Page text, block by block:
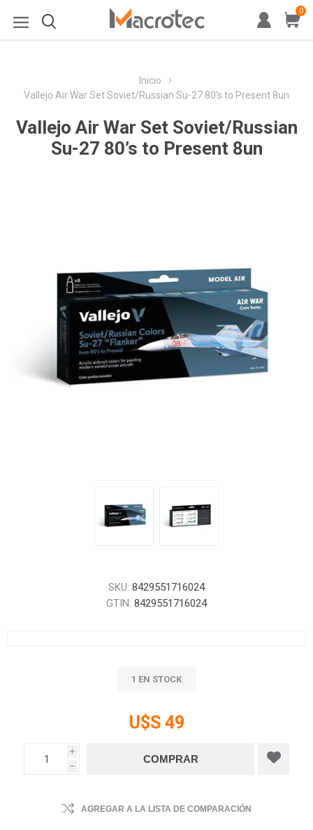
0
Inicio
Vallejo Air War Set Soviet/Russian Su-27 80’s to Present 8un
Vallejo Air War Set Soviet/Russian
Su-27 80’s to Present 8un
SKU: 8429551716024
GTIN: 8429551716024
1 EN STOCK
U$S 49
i
h
AGREGAR A LA LISTA DE COMPARACIÓN